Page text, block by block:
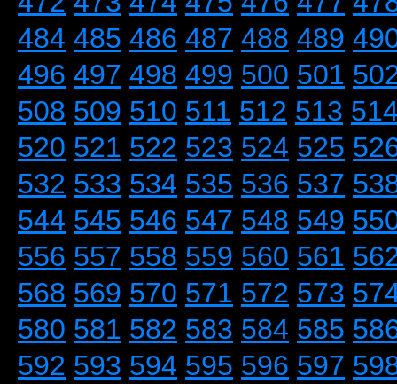
484 485 486 487 488 489
496 497 498 499 500 501
508 509 510 511 512 513
520 521 522 523 524 525
532 533 534 535 536 537
544 545 546 547 548 549
556 557 558 559 560 561
568 569 570 571 572 573
580 581 582 583 584 585
592 593 594 595 596 597